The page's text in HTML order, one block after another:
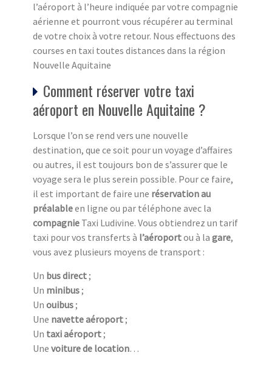
l’aéroport à l’heure indiquée par votre compagnie
aérienne et pourront vous récupérer au terminal
de votre choix à votre retour. Nous effectuons des
courses en taxi toutes distances dans la région
Nouvelle Aquitaine
Comment réserver votre taxi
aéroport en Nouvelle Aquitaine ?
Lorsque l’on se rend vers une nouvelle
destination, que ce soit pour un voyage d’affaires
ou autres, il est toujours bon de s’assurer que le
voyage sera le plus serein possible. Pour ce faire,
il est important de faire une réservation au
préalableen ligne ou par téléphone avec la
compagnie Taxi Ludivine. Vous obtiendrez un tarif
taxi pour vos transferts à l’aéroportou à la gare,
vous avez plusieurs moyens de transport :
Un bus direct;
Un minibus;
Un ouibus;
Une navette aéroport;
Un taxi aéroport;
Une voiture de location…